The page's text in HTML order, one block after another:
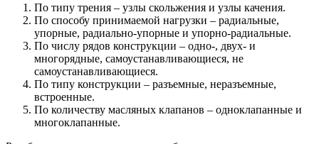
По типу трения – узлы скольжения и узлы качения.
По способу принимаемой нагрузки – радиальные,
упорные, радиально-упорные и упорно-радиальные.
По числу рядов конструкции – одно-, двух- и
многорядные, самоустанавливающиеся, не
самоустанавливающиеся.
По типу конструкции – разъемные, неразъемные,
встроенные.
По количеству масляных клапанов – одноклапанные и
многоклапанные.